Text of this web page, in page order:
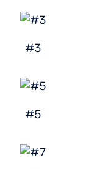
#3
#5